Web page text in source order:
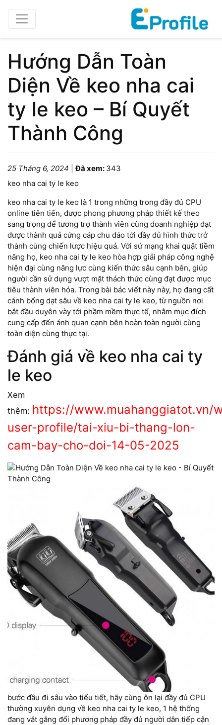
Hướng Dẫn Toàn
Diện Về keo nha cai
ty le keo – Bí Quyết
Thành Công
25 Tháng 6, 2024 |Đã xem: 343
keo nha cai ty le keo
keo nha cai ty le keo là 1 trong những trong đầy đủ CPU
online tiên tiến, được phong phương pháp thiết kế theo
sang trọng để tương trợ thành viên cùng doanh nghiệp đạt
được thành quả cứng cáp chu đáo tới đầy đủ hình thức trở
thành cùng chiến lược hiệu quả. Với sứ mạng khai quật tiềm
năng họ, keo nha cai ty le keo hòa hợp giải pháp công nghệ
hiện đại cùng năng lực cùng kiến thức sâu cạnh bên, giúp
người cần sử dụng vượt mặt thách thức cùng đạt được mục
tiêu thành viên hóa. Trong bài bác viết này này, họ đang cất
cánh bổng dạt sâu về keo nha cai ty le keo, từ nguồn nơi
bắt đầu duyên vày tới phầm mềm thực tế, nhằm mục đích
cung cấp đến ánh quan cạnh bên hoàn toàn người cùng
toàn diện cùng thực tại.
Đánh giá về keo nha cai ty
le keo
Xem
thêm: https://www.muahanggiatot.vn/
user-profile/tai-xiu-bi-thang-lon-
cam-bay-cho-doi-14-05-2025
bước đầu đi sâu vào tiểu tiết, hãy cùng ôn lại đầy đủ CPU
thường xuyên dụng về keo nha cai ty le keo, 1 hệ thống
đang vắt gắng đổi phương pháp đầy đủ người dân tiếp cận